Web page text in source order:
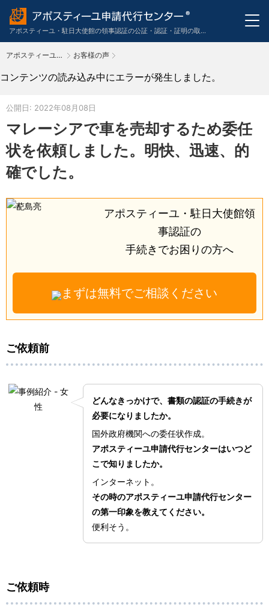
アポスティーユ・駐日大使館の領事認証の公証・認証・証明の取得申請代行のワンストップサービス。英語・スペイン語・中国語・ドイツ語・フランス語・イタリア語・韓国語の翻訳も代行。
アポスティーユ申請代行センター TOP
お客様の声
コンテンツの読み込み中にエラーが発生しました。
公開日: 2022年08月08日
マレーシアで車を売却するため委任
状を依頼しました。明快、迅速、的
確でした。
アポスティーユ・駐日大使館領
事認証の
手続きでお困りの方へ
まずは無料でご相談ください
ご依頼前
どんなきっかけで、書類の認証の手続きが
必要になりましたか。
国外政府機関への委任状作成。
アポスティーユ申請代行センターはいつど
こで知りましたか。
インターネット。
その時のアポスティーユ申請代行センター
の第一印象を教えてください。
便利そう。
ご依頼時